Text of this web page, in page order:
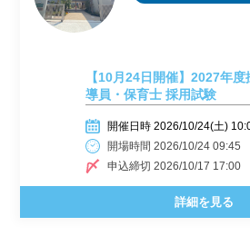
【10月24日開催】2027年
導員・保育士 採用試験
開催日時 2026/10/24(土)
開場時間 2026/10/24 09:45
申込締切 2026/10/17 17:00
詳細を見る